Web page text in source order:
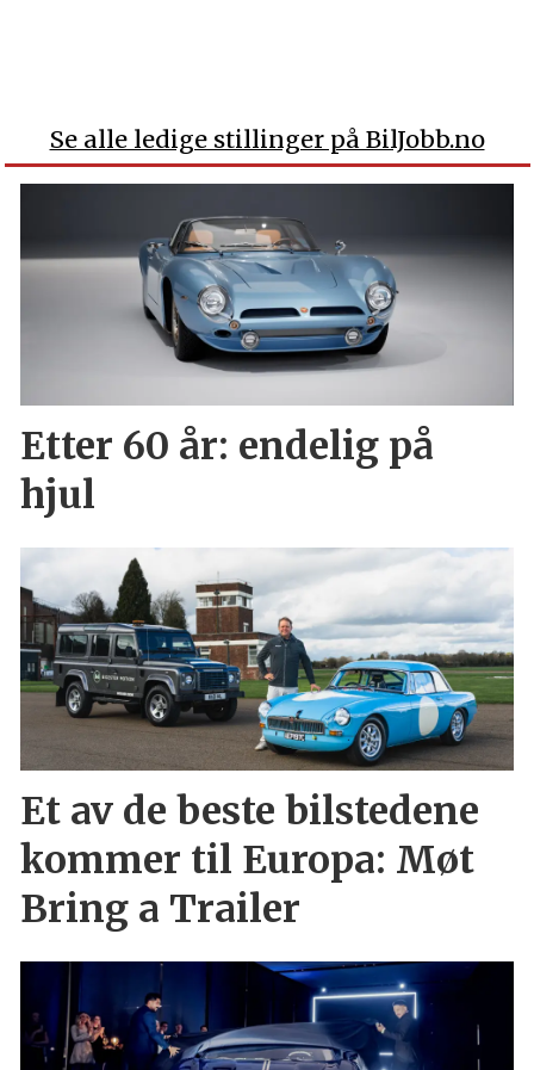
Se alle ledige stillinger på BilJobb.no
Etter 60 år: endelig på
hjul
Et av de beste bilstedene
kommer til Europa: Møt
Bring a Trailer